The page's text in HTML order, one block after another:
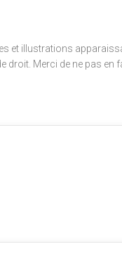
et illustrations
droit. Merci de ne pas en